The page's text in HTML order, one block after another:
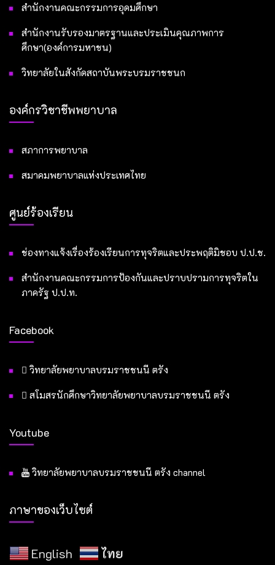
สำนักงานคณะกรรมการอุดมศึกษา
สำนักงานรับรองมาตรฐานและประเมินคุณภาพการ
ศึกษา(องค์การมหาชน)
วิทยาลัยในสังกัดสถาบันพระบรมราชชนก
องค์กรวิชาชีพพยาบาล
สภาการพยาบาล
สมาคมพยาบาลแห่งประเทศไทย
ศูนย์ร้องเรียน
ช่องทางแจ้งเรื่องร้องเรียนการทุจริตและประพฤติมิชอบ ป.ป.ช.
สำนักงานคณะกรรมการป้องกันและปราบปรามการทุจริตใน
ภาครัฐ ป.ป.ท.
Facebook
วิทยาลัยพยาบาลบรมราชชนนี ตรัง
สโมสรนักศึกษาวิทยาลัยพยาบาลบรมราชชนนี ตรัง
Youtube
วิทยาลัยพยาบาลบรมราชชนนี ตรัง channel
ภาษาของเว็บไซต์
English ไทย